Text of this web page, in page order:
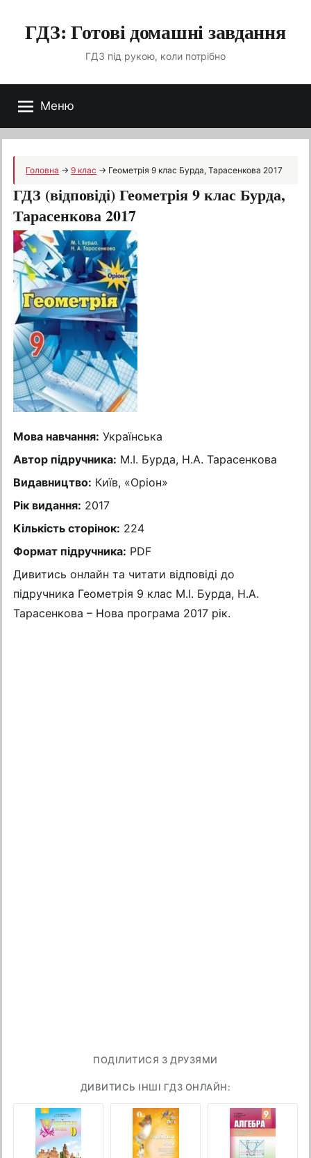
ГДЗ: Готові домашні завдання
ГДЗ під рукою, коли потрібно
Меню
Головна →9 клас → Геометрія 9 клас Бурда, Тарасенкова 2017
ГДЗ (відповіді) Геометрія 9 клас Бурда,
Тарасенкова 2017
Мова навчання: Українська
Автор підручника: М.І. Бурда, Н.А. Тарасенкова
Видавництво: Київ, «Оріон»
Рік видання: 2017
Кількість сторінок: 224
Формат підручника: PDF
Дивитись онлайн та читати відповіді до
підручника Геометрія 9 клас М.І. Бурда, Н.А.
Тарасенкова – Нова програма 2017 рік.
ПОДІЛИТИСЯ З ДРУЗЯМИ
ДИВИТИСЬ ІНШІ ГДЗ ОНЛАЙН: